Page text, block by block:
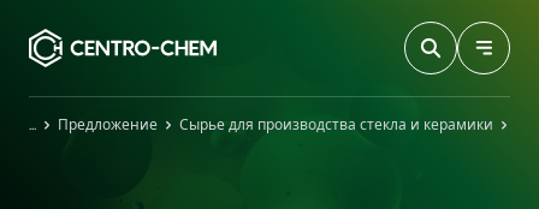
ГлавнаяПредложение Сырье для производства стекла и керамики